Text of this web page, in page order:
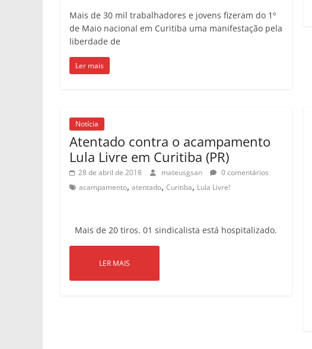
Mais de 30 mil trabalhadores e jovens fizeram do 1º
de Maio nacional em Curitiba uma manifestação pela
liberdade de
Ler mais
Notícia
Atentado contra o acampamento
Lula Livre em Curitiba (PR)
28 de abril de 2018 mateusgsan
0 comentários
acampamento, atentado, Curitiba, Lula Livre!
Mais de 20 tiros. 01 sindicalista está hospitalizado.
LER MAIS